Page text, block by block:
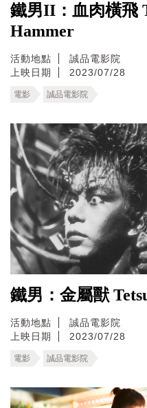
鐵男II：血肉橫飛
Hammer
活動地點
誠品電影院
上映日期
2023/07/28
電影 誠品電影院
鐵男：金屬獸
活動地點
誠品電影院
上映日期
2023/07/28
電影 誠品電影院